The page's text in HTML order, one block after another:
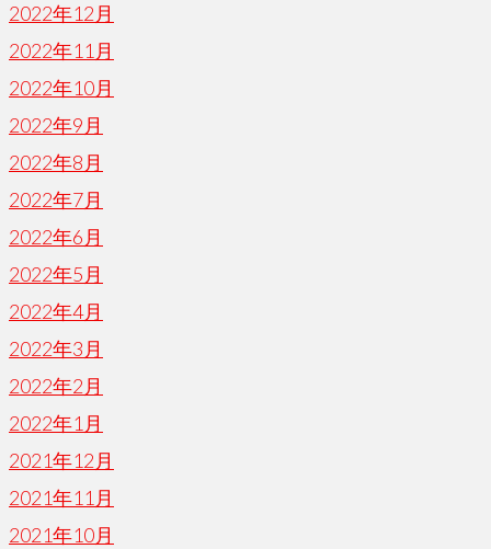
2022年12月
2022年11月
2022年10月
2022年9月
2022年8月
2022年7月
2022年6月
2022年5月
2022年4月
2022年3月
2022年2月
2022年1月
2021年12月
2021年11月
2021年10月